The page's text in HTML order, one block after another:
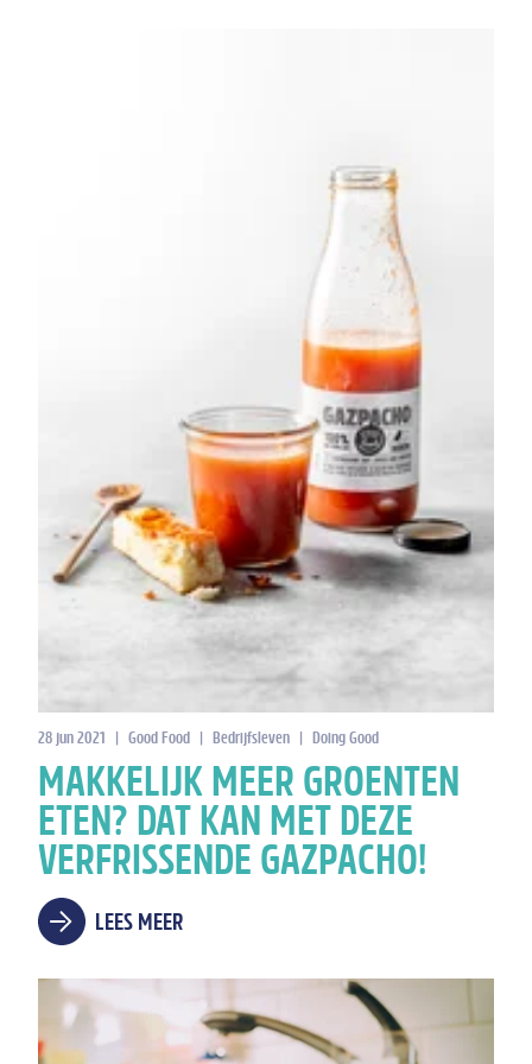
28 jun 2021 | Good Food | Bedrijfsleven | Doing Good
MAKKELIJK MEER GROENTEN
ETEN? DAT KAN MET DEZE
VERFRISSENDE GAZPACHO!
LEES MEER